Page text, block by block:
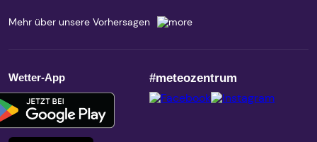
Mehr über unsere Vorhersagen
Wetter-App #meteozentrum